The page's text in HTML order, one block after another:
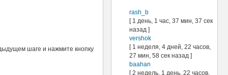
rash_b
[ 1 день, 1 час, 37 мин, 37 сек
назад ]
vershok
[ 1 неделя, 4 дней, 22 часов,
27 мин, 58 сек назад ]
baahan
[ 2 недель, 1 день, 22 часов,
шаге и нажмите кнопку